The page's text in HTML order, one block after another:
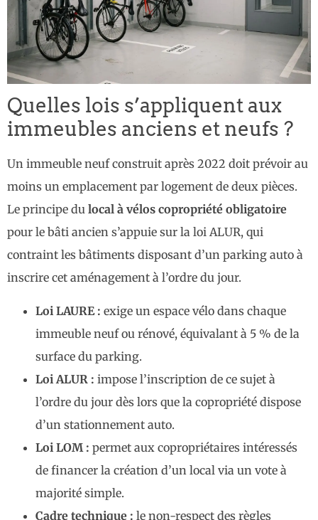
Quelles lois s’appliquent aux
immeubles anciens et neufs ?
Un immeuble neuf construit après 2022 doit prévoir au
moins un emplacement par logement de deux pièces.
Le principe du local à vélos copropriété obligatoire
pour le bâti ancien s’appuie sur la loi ALUR, qui
contraint les bâtiments disposant d’un parking auto à
inscrire cet aménagement à l’ordre du jour.
Loi LAURE : exige un espace vélo dans chaque
immeuble neuf ou rénové, équivalant à 5 % de la
surface du parking.
Loi ALUR : impose l’inscription de ce sujet à
l’ordre du jour dès lors que la copropriété dispose
d’un stationnement auto.
Loi LOM : permet aux copropriétaires intéressés
de financer la création d’un local via un vote à
majorité simple.
Cadre technique : le non-respect des règles